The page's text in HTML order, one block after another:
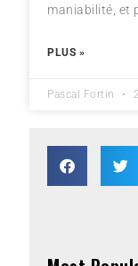
maniabilité, et
PLUS »
Pascal Fortin